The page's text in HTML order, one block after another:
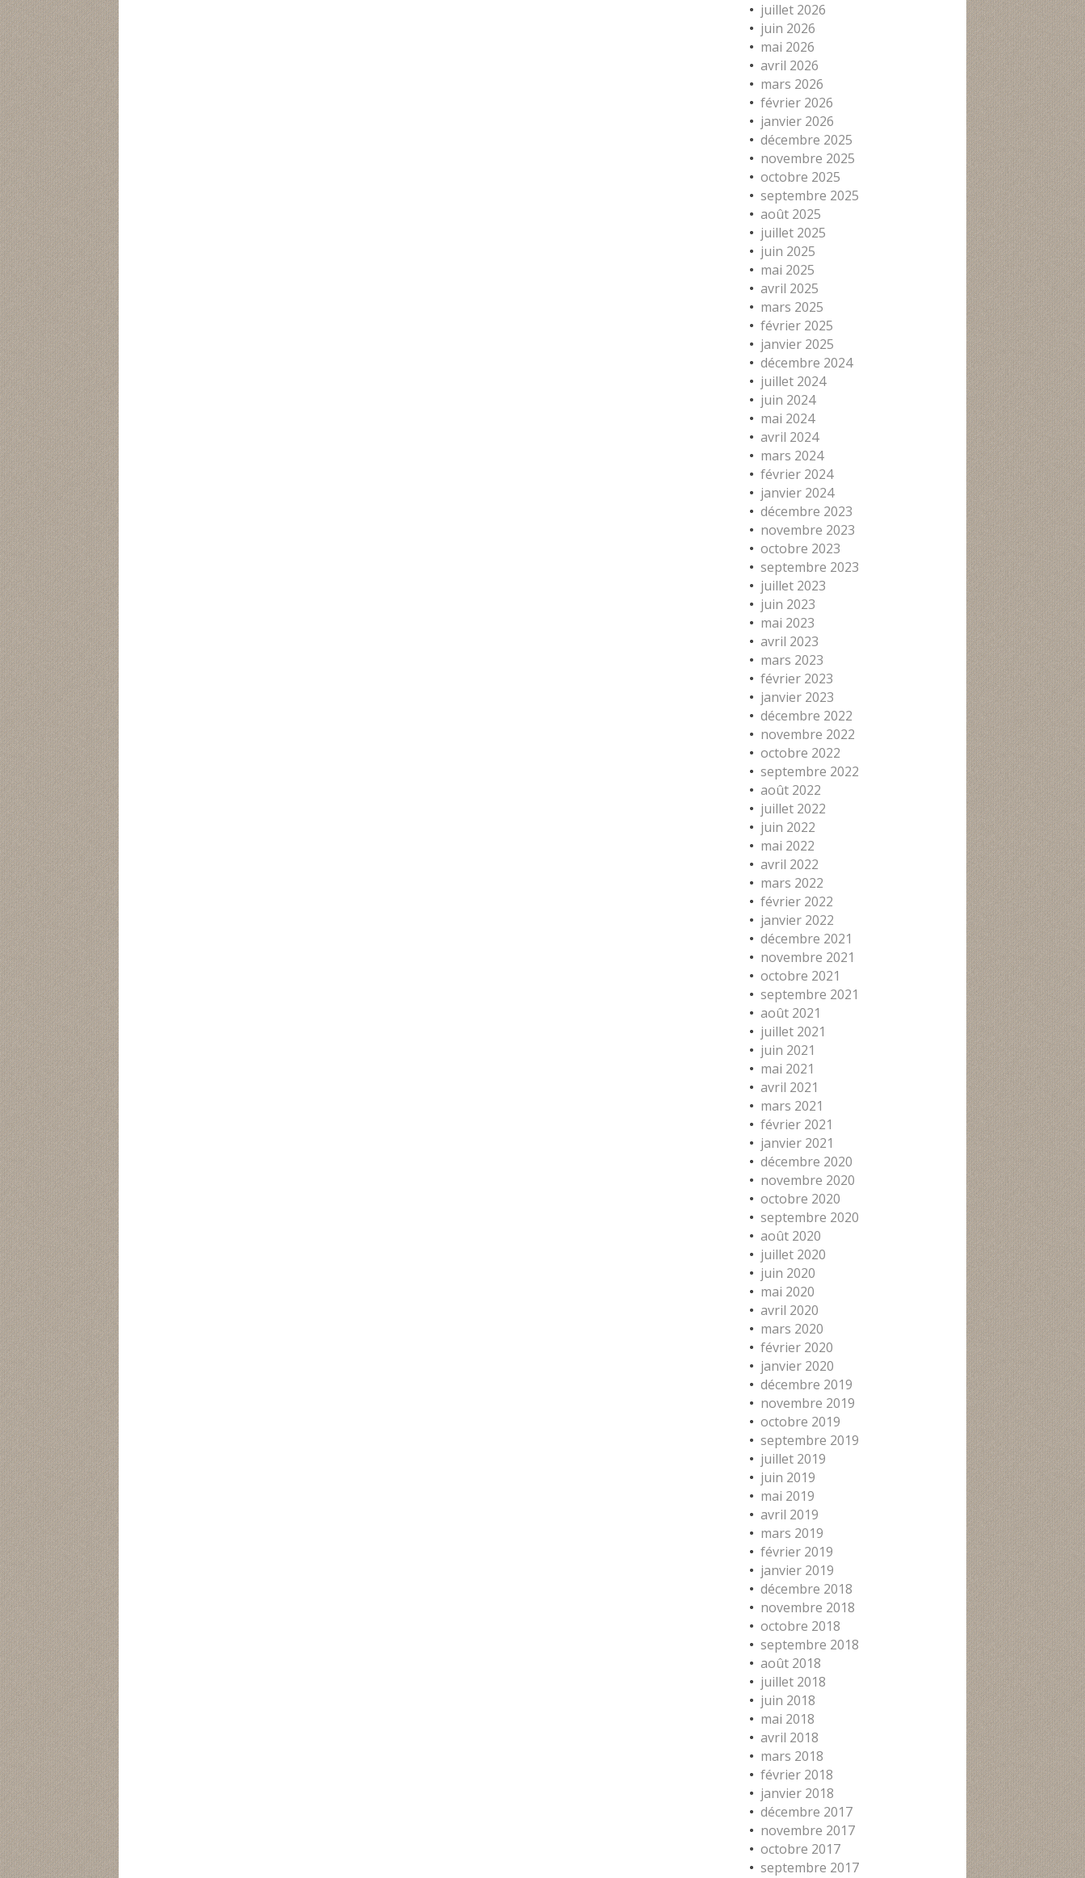
juillet 2026
juin 2026
mai 2026
avril 2026
mars 2026
février 2026
janvier 2026
décembre 2025
novembre 2025
octobre 2025
septembre 2025
août 2025
juillet 2025
juin 2025
mai 2025
avril 2025
mars 2025
février 2025
janvier 2025
décembre 2024
juillet 2024
juin 2024
mai 2024
avril 2024
mars 2024
février 2024
janvier 2024
décembre 2023
novembre 2023
octobre 2023
septembre 2023
juillet 2023
juin 2023
mai 2023
avril 2023
mars 2023
février 2023
janvier 2023
décembre 2022
novembre 2022
octobre 2022
septembre 2022
août 2022
juillet 2022
juin 2022
mai 2022
avril 2022
mars 2022
février 2022
janvier 2022
décembre 2021
novembre 2021
octobre 2021
septembre 2021
août 2021
juillet 2021
juin 2021
mai 2021
avril 2021
mars 2021
février 2021
janvier 2021
décembre 2020
novembre 2020
octobre 2020
septembre 2020
août 2020
juillet 2020
juin 2020
mai 2020
avril 2020
mars 2020
février 2020
janvier 2020
décembre 2019
novembre 2019
octobre 2019
septembre 2019
juillet 2019
juin 2019
mai 2019
avril 2019
mars 2019
février 2019
janvier 2019
décembre 2018
novembre 2018
octobre 2018
septembre 2018
août 2018
juillet 2018
juin 2018
mai 2018
avril 2018
mars 2018
février 2018
janvier 2018
décembre 2017
novembre 2017
octobre 2017
septembre 2017